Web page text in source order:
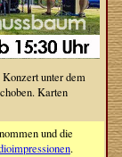
Konzert unter dem
Karten
und die
.